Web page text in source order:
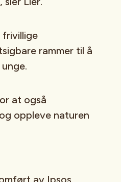
frivillige
rammer til å
at også
oppleve naturen
av Ipsos